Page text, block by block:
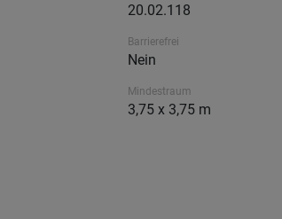
20.02.118
Barrierefrei
Nein
Mindestraum
3,75 x 3,75 m